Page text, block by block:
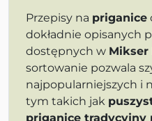
Przepisy na priganice
dokładnie opisanych
dostępnych w
sortowanie pozwala
najpopularniejszych i
tym takich jak
priganice tradycyjny